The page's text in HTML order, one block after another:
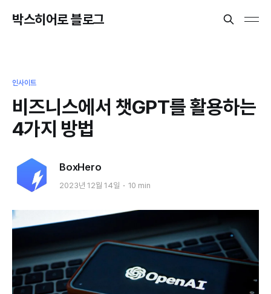
박스히어로 블로그
인사이트
비즈니스에서 챗GPT를 활용하는
4가지 방법
BoxHero
2023년 12월 14일 10 min